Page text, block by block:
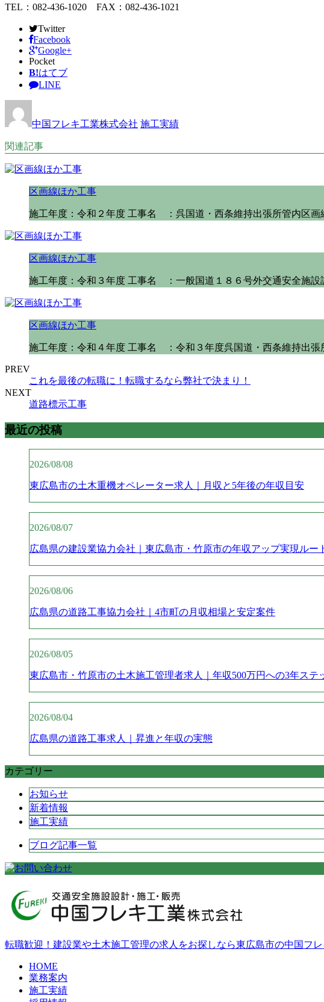
TEL：082-436-1020 FAX：082-436-1021
Twitter
Facebook
Google+
Pocket
B!はてブ
LINE
中国フレキ工業株式会社 施工実績
関連記事
区画線ほか工事
施工年度：令和２年度 工事名 ：呉国道・西条維持出張所管内
区画線ほか工事
施工年度：令和３年度 工事名 ：一般国道１８６号外交通安全施
区画線ほか工事
施工年度：令和４年度 工事名 ：令和３年度呉国道・西条維持出
PREV
これを最後の転職に！転職するなら弊社で決まり！
NEXT
道路標示工事
最近の投稿
2026/08/08
東広島市の土木重機オペレーター求人｜月収と5年後の年収目安
2026/08/07
広島県の建設業協力会社｜東広島市・竹原市の年収アップ実現ルー
2026/08/06
広島県の道路工事協力会社｜4市町の月収相場と安定案件
2026/08/05
東広島市・竹原市の土木施工管理者求人｜年収500万円への3年ステ
2026/08/04
広島県の道路工事求人｜昇進と年収の実態
カテゴリー
お知らせ
新着情報
施工実績
ブログ記事一覧
転職歓迎！建設業や土木施工管理の求人をお探しなら東広島市の中国フ
HOME
業務案内
施工実績